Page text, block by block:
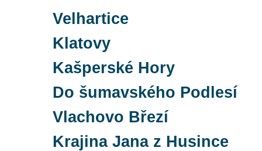
Velhartice
Klatovy
Kašperské Hory
Do šumavského Podlesí
Vlachovo Březí
Krajina Jana z Husince